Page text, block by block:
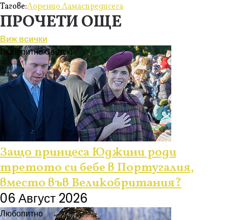
Тагове:Лоренцо Ламаспредисега
ПРОЧЕТИ ОЩЕ
Виж всички
ЛюбопитноСветски
Защо принцеса Юджини роди
третото си бебе в Португалия,
вместо във Великобритания?
06 Август 2026
Любопитно